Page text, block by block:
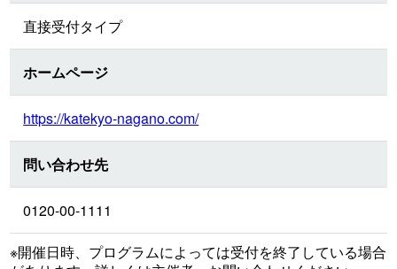
直接受付タイプ
ホームページ
https://katekyo-nagano.com/
問い合わせ先
0120-00-1111
※開催日時、プログラムによっては受付を終了している場合